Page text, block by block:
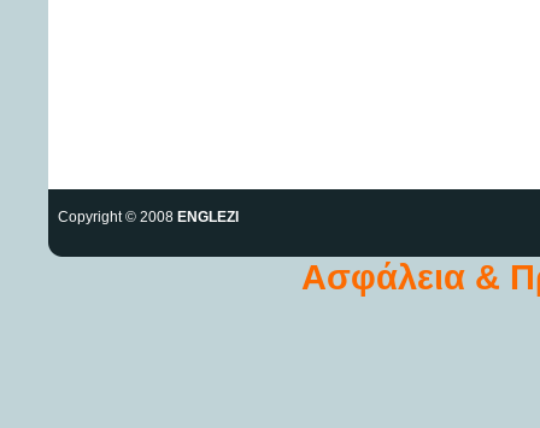
Copyright © 2008 ENGLEZI
Ασφάλεια &